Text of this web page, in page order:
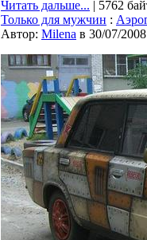
Читать дальше... | 5762
Только для мужчин :
Автор: Milena в 30/07/